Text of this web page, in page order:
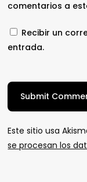
comentarios a
Recibir un
entrada.
Este sitio usa
se procesan los